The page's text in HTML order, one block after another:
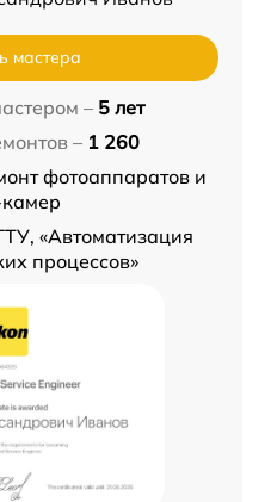
мастера
– 5 лет
– 1 260
фотоаппаратов и
«Автоматизация
процессов»